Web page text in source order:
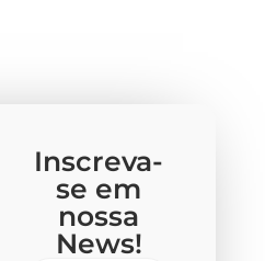
Inscreva-
se em
nossa
News!